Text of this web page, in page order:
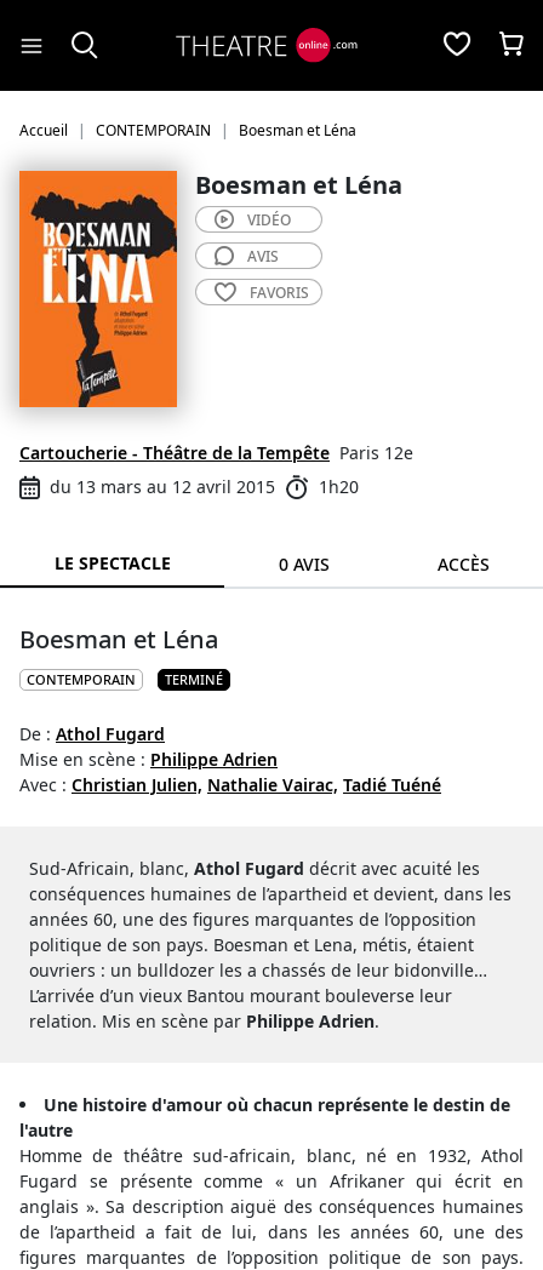
Accueil CONTEMPORAIN Boesman et Léna
Boesman et Léna
Cartoucherie - Théâtre de la Tempête Paris 12e
du 13 mars au 12 avril 2015
1h20
VIDÉO
AVIS
FAVORIS
LE SPECTACLE 0 AVIS ACCÈS
Boesman et Léna
CONTEMPORAIN TERMINÉ
De : Athol Fugard
Mise en scène : Philippe Adrien
Avec : Christian Julien, Nathalie Vairac, Tadié Tuéné
Sud-Africain, blanc, Athol Fugard décrit avec acuité les
conséquences humaines de l’apartheid et devient, dans les
années 60, une des figures marquantes de l’opposition
politique de son pays. Boesman et Lena, métis, étaient
ouvriers : un bulldozer les a chassés de leur bidonville…
L’arrivée d’un vieux Bantou mourant bouleverse leur
relation. Mis en scène par Philippe Adrien.
Une histoire d'amour où chacun représente le destin de
l'autre
Homme de théâtre sud-africain, blanc, né en 1932, Athol
Fugard se présente comme « un Afrikaner qui écrit en
anglais ». Sa description aiguë des conséquences humaines
de l’apartheid a fait de lui, dans les années 60, une des
figures marquantes de l’opposition politique de son pays.